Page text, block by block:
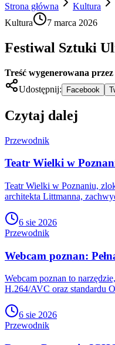
Strona główna
Kultura
Kultura
7 marca 2026
Festiwal Sztuki
Treść wygenerowana
Udostępnij:
Facebook
Czytaj dalej
Przewodnik
Teatr Wielki w
Teatr Wielki w Poznaniu,
architekta Littmanna,
6 sie 2026
Przewodnik
Webcam poznan:
Webcam poznan to
H.264/AVC oraz standardu
6 sie 2026
Przewodnik